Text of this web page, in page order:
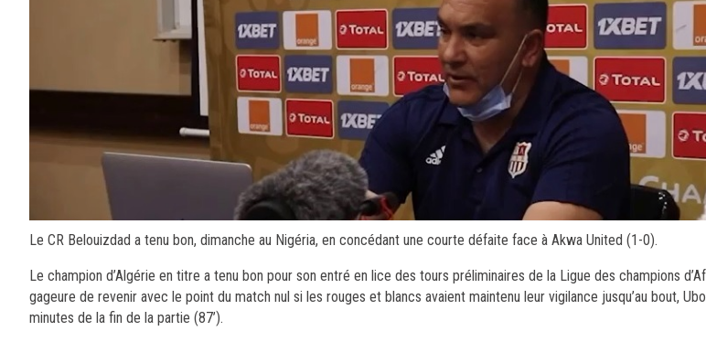
Le CR Belouizdad a tenu bon, dimanche au Nigéria, en concédant une courte défaite face à Akwa United (1-0).
Le champion d’Algérie en titre a tenu bon pour son entré en lice des tours préliminaires de la Ligue des champions
gageure de revenir avec le point du match nul si les rouges et blancs avaient maintenu leur vigilance jusqu’au bout,
minutes de la fin de la partie (87’).